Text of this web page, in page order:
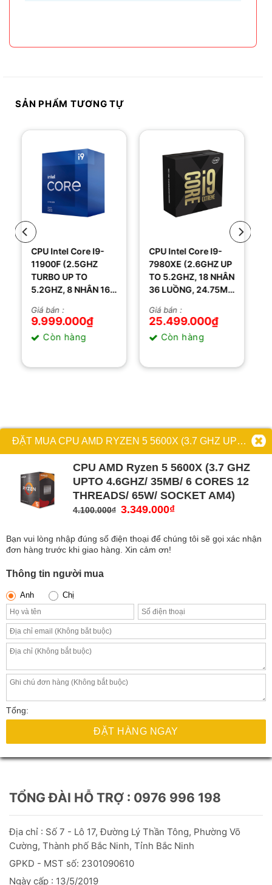
SẢN PHẨM TƯƠNG TỰ
CPU Intel Core I9-
11900F (2.5GHZ
TURBO UP TO
5.2GHZ, 8 NHÂN 16
CACHE, 65W) –
SOCKET INTEL LGA
1200
Giá bán :
9.999.000₫
Còn hàng
CPU Intel Core I9-
7980XE (2.6GHZ UP
TO 5.2GHZ, 18 NHÂN
36 LUỒNG, 24.75MB
SOCKET INTEL LGA
2066
Giá bán :
25.499.000₫
Còn hàng
ĐẶT MUA CPU AMD RYZEN 5 5600X (3.7 GHZ UPTO 4.6GHZ/ 35MB/ 6 CORES 12 THREADS/ 65W/ SOCKET AM4)
CPU AMD Ryzen 5 5600X (3.7 GHZ
UPTO 4.6GHZ/ 35MB/ 6 CORES 12
THREADS/ 65W/ SOCKET AM4)
4.100.000₫ Giá
là:
4.100.000₫.
3.349.000₫Giá
tại
là:
Bạn vui lòng nhập đúng số điện thoại để chúng tôi sẽ gọi xác nhận
đơn hàng trước khi giao hàng. Xin cảm ơn!
Thông tin người mua
Anh Chị
Tổng:
ĐẶT HÀNG NGAY
TỔNG ĐÀI HỖ TRỢ : 0976 996 198
Địa chỉ : Số 7 - Lô 17, Đường Lý Thần Tông, Phường Võ
Cường, Thành phố Bắc Ninh, Tỉnh Bắc Ninh
GPKD - MST số: 2301090610
Ngày cấp : 13/5/2019